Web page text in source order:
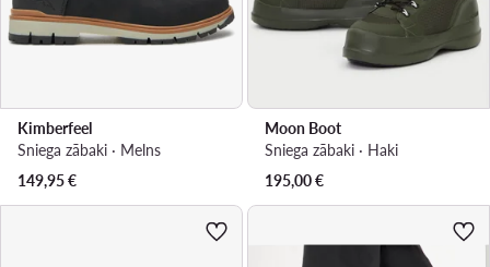
Kimberfeel
Sniega zābaki · Melns
149,95€
Moon Boot
Sniega zābaki · Haki
195,00€